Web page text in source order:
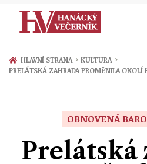
Zprávy
Přerov
Ekonomika
Ženy
Sport
HLAVNÍ STRANA › KULTURA ›
PRELÁTSKÁ ZAHRADA PROMĚNILA OKOLÍ
OBNOVENÁ
Prelátská